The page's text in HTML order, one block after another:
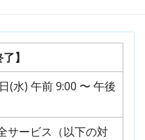
】
(水) 午前 9:00 〜 午後
サービス（以下の対